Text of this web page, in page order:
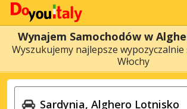
Wynajem Samochodów w
Wyszukujemy najlepsze
Włochy